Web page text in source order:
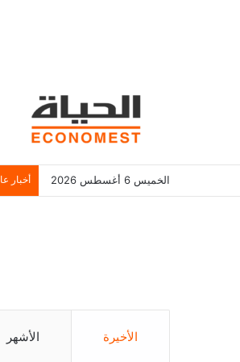
الخميس 6 أغسطس 2026 أخبار
الأخيرة الأشهر